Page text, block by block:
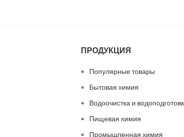
ПРОДУКЦИЯ
Популярные товары
Бытовая химия
Водоочистка и
Пищевая химия
Промышленная химия